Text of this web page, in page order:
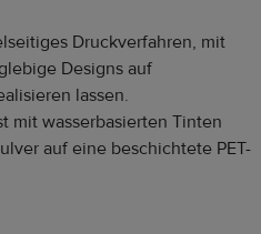
Druckverfahren, mit
Designs auf
lassen.
mit wasserbasierten Tinten
auf eine beschichtete PET-